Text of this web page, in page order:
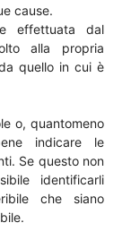
cause.
effettuata dal
alla propria
quello in cui è
o, quantomeno
indicare le
Se questo non
identificarli
che siano